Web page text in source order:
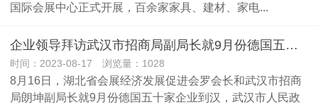
国际会展中心正式开展，百余家家具、建材、家电...
企业领导拜访武汉市招商局副局长就9月份德国五十家企业到汉达成共识
时间：2023-08-17 浏览量：1028
8月16日，湖北省会展经济发展促进会罗会长和武汉市招商
局朗坤副局长就9月份德国五十家企业到汉，武汉市人民政